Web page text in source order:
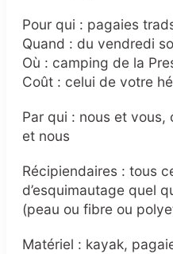
Pour qui : pagaies
Quand : du vendredi
Où : camping de la
Coût : celui de votre
Par qui : nous et vous,
et nous
Récipiendaires : tous
d’esquimautage quel
(peau ou fibre ou
Matériel : kayak,